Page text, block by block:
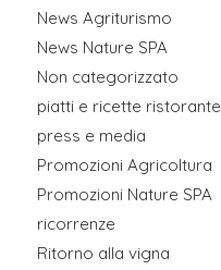
News Agriturismo
News Nature SPA
Non categorizzato
piatti e ricette ristorante
press e media
Promozioni Agricoltura
Promozioni Nature SPA
ricorrenze
Ritorno alla vigna